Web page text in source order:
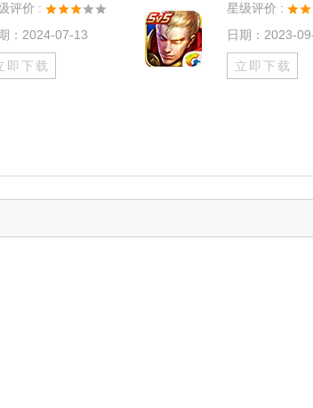
评价 :
：2024-07-13
即下载
星级评价 :
日期：2023-
立即下载